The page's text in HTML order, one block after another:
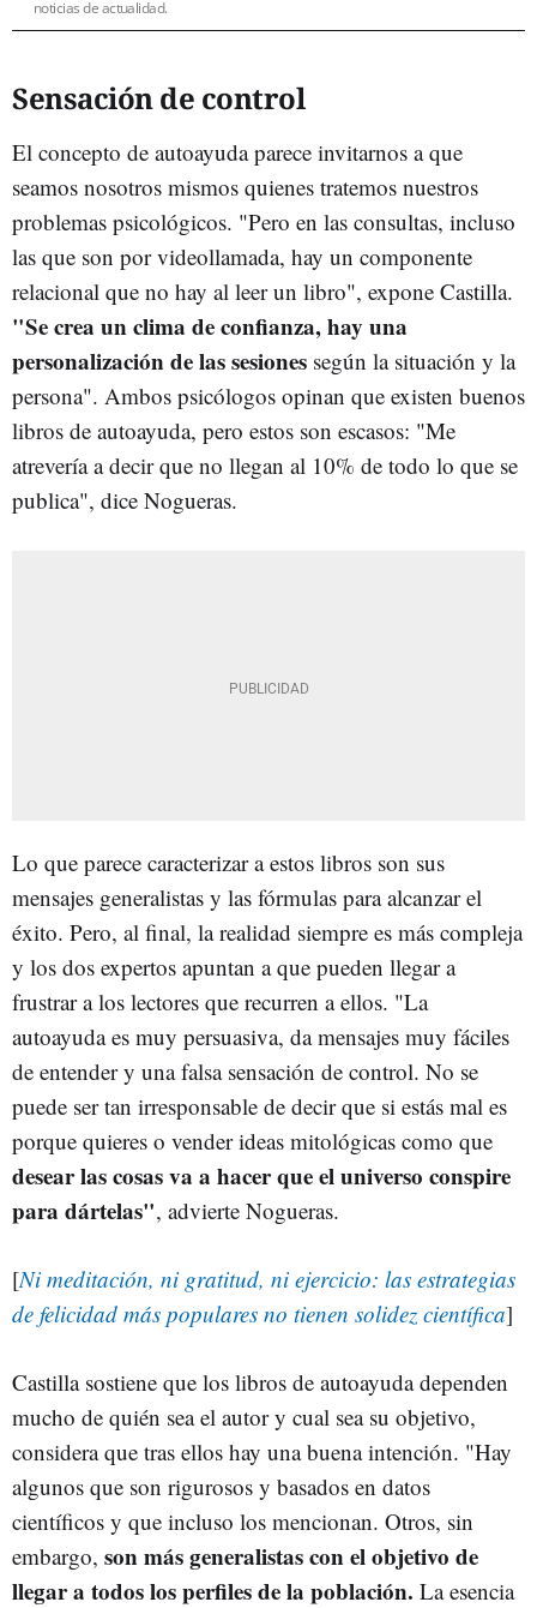
noticias de actualidad.
Sensación de control
El concepto de autoayuda parece invitarnos a que
seamos nosotros mismos quienes tratemos nuestros
problemas psicológicos. "Pero en las consultas, incluso
las que son por videollamada, hay un componente
relacional que no hay al leer un libro", expone Castilla.
"Se crea un clima de confianza, hay una
personalización de las sesiones según la situación y la
persona". Ambos psicólogos opinan que existen buenos
libros de autoayuda, pero estos son escasos: "Me
atrevería a decir que no llegan al 10% de todo lo que se
publica", dice Nogueras.
Lo que parece caracterizar a estos libros son sus
mensajes generalistas y las fórmulas para alcanzar el
éxito. Pero, al final, la realidad siempre es más compleja
y los dos expertos apuntan a que pueden llegar a
frustrar a los lectores que recurren a ellos. "La
autoayuda es muy persuasiva, da mensajes muy fáciles
de entender y una falsa sensación de control. No se
puede ser tan irresponsable de decir que si estás mal es
porque quieres o vender ideas mitológicas como que
desear las cosas va a hacer que el universo conspire
para dártelas", advierte Nogueras.
[Ni meditación, ni gratitud, ni ejercicio: las estrategias
de felicidad más populares no tienen solidez científica]
Castilla sostiene que los libros de autoayuda dependen
mucho de quién sea el autor y cual sea su objetivo,
considera que tras ellos hay una buena intención. "Hay
algunos que son rigurosos y basados en datos
científicos y que incluso los mencionan. Otros, sin
embargo, son más generalistas con el objetivo de
llegar a todos los perfiles de la población. La esencia